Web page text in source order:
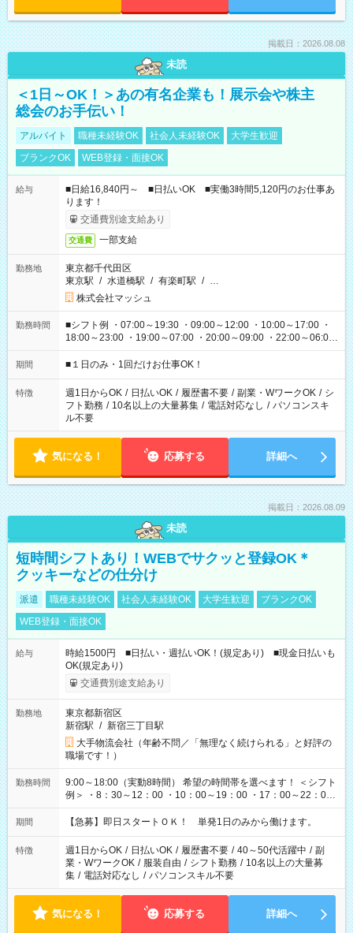
掲載日：2026.08.08
未読
＜1日～OK！＞あの有名企業も！展示会や株主
総会のお手伝い！
アルバイト 職種未経験OK 社会人未経験OK
大学生歓迎
ブランクOK
WEB登録・面接OK
給与
■日給16,840円～ ■日払いOK ■実働3時間5,120円のお仕事あ
ります！
交通費別途支給あり
交通費 一部支給
勤務地
東京都千代田区
東京駅 / 水道橋駅 / 有楽町駅 / …
株式会社マッシュ
勤務時間
■シフト例 ・07:00～19:30 ・09:00～12:00 ・10:00～17:00 ・
18:00～23:00 ・19:00～07:00 ・20:00～09:00 ・22:00～06:00
etc ★最短で3時間で5,120円のお仕事から 15時間で2万円近く稼
げるお仕事も！ ご希望のお時間に合わせてご紹介！ ※シフトは
ください！
期間 ■１日のみ・1回だけお仕事OK！
特徴 週1日からOK / 日払いOK / 履歴書不要 / 副業・WワークOK / シ
フト勤務 / 10名以上の大量募集 / 電話対応なし / パソコンスキ
ル不要
気になる！ 応募する 詳細へ
掲載日：2026.08.09
未読
短時間シフトあり！WEBでサクッと登録OK＊
クッキーなどの仕分け
派遣 職種未経験OK 社会人未経験OK 大学生歓迎
ブランクOK
WEB登録・面接OK
給与
時給1500円 ■日払い・週払いOK！(規定あり) ■現金日払いも
OK(規定あり)
交通費別途支給あり
勤務地
東京都新宿区
新宿駅 / 新宿三丁目駅
大手物流会社（年齢不問／「無理なく続けられる」と好評の
職場です！）
勤務時間
9:00～18:00（実動8時間） 希望の時間帯を選べます！ ＜シフト
例＞ ・8：30～12：00 ・10：00～19：00 ・17：00～22：00
・13：00～22：00 ・22：00～翌6：00 など
期間 【急募】即日スタートＯＫ！ 単発1日のみから働けます。
特徴 週1日からOK / 日払いOK / 履歴書不要 / 40～50代活躍中 / 副
業・WワークOK / 服装自由 / シフト勤務 / 10名以上の大量募
集 / 電話対応なし / パソコンスキル不要
気になる！ 応募する 詳細へ